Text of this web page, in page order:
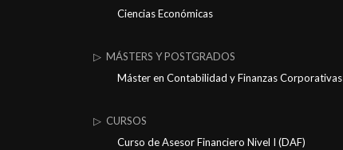
Ciencias Económicas
▷ MÁSTERS Y POSTGRADOS
Máster en Contabilidad y Finanzas Corporativas
▷ CURSOS
Curso de Asesor Financiero Nivel I (DAF)